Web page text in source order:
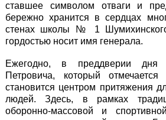
ставшее символом отваги и
бережно хранится в сердцах
стенах школы № 1
гордостью носит имя генерала.
Ежегодно, в преддверии дня
Петровича, который
становится центром притяжения
людей. Здесь, в рамках
оборонно-массовой и